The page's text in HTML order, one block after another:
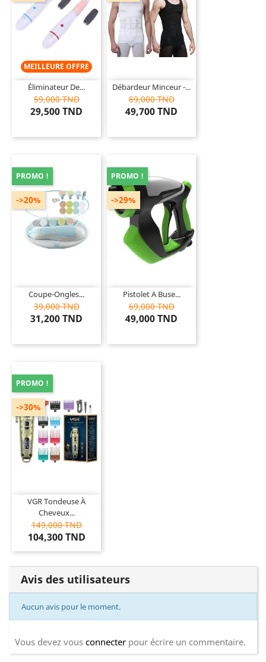
MEILLEURE OFFRE
Éliminateur De...
59,000 TND
29,500 TND
Débardeur Minceur -...
69,000 TND
49,700 TND
Coupe-Ongles...
39,000 TND
31,200 TND
PROMO !
->20%
Pistolet A Buse...
69,000 TND
49,000 TND
->29%
PROMO !
VGR Tondeuse À
Cheveux...
149,000 TND
104,300 TND
PROMO !
->30%
Avis des utilisateurs
Aucun avis pour le moment.
Vous devez vous connecter pour écrire un commentaire.